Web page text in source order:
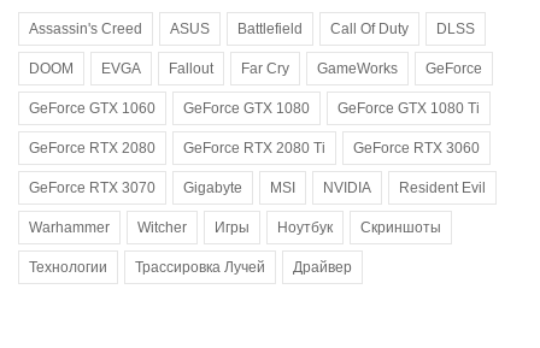
Assassin's Creed ASUS Battlefield Call Of Duty DLSS
DOOM EVGA Fallout Far Cry GameWorks GeForce
GeForce GTX 1060 GeForce GTX 1080 GeForce GTX 1080 Ti
GeForce RTX 2080 GeForce RTX 2080 Ti GeForce RTX 3060
GeForce RTX 3070 Gigabyte MSI NVIDIA Resident Evil
Warhammer Witcher Игры Ноутбук Скриншоты
Технологии Трассировка Лучей Драйвер